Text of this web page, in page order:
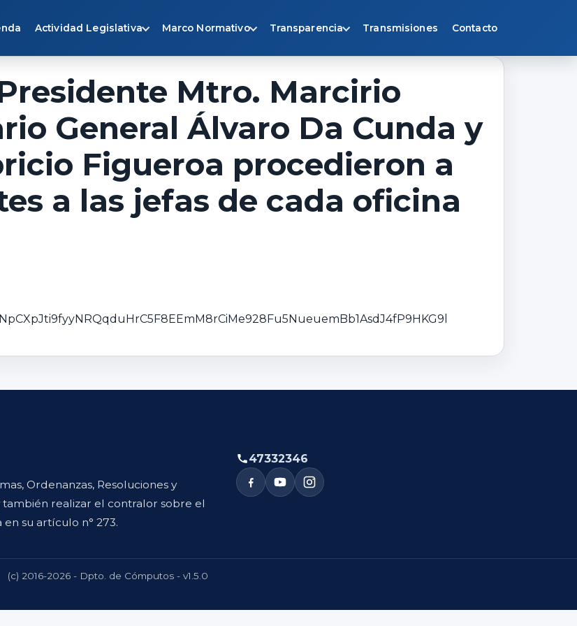
Actividad Legislativa Marco Normativo Transparencia Transmisiones Contacto
Mtro. Marcirio
General Álvaro Da Cunda y
Figueroa procedieron a
a las jefas de cada oficina
Ordenanzas, Resoluciones y
realizar el contralor sobre el
su artículo n° 273.
47332346
(c) 2016-2026 - Dpto. de Cómputos - v1.5.0